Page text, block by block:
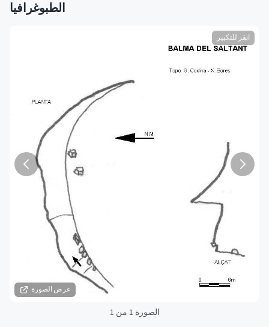
الطبوغرافيا
عرض الصورة
انقر للتكبير
الصورة 1 من 1